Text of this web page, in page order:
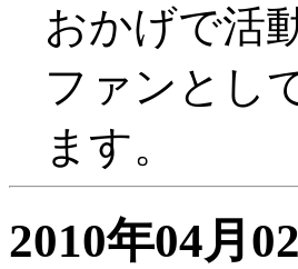
おかげで活
ファンとし
ます。
2010年04月